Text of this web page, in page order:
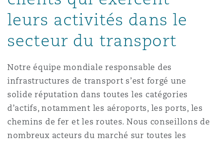
Assurance spécialisée
leurs activités dans le
secteur du transport
Notre équipe mondiale responsable des
infrastructures de transport s’est forgé une
solide réputation dans toutes les catégories
d’actifs, notamment les aéroports, les ports, les
chemins de fer et les routes. Nous conseillons de
nombreux acteurs du marché sur toutes les